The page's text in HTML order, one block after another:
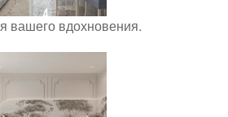
вашего вдохновения.